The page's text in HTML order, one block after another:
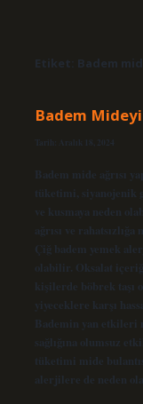
Etiket: Badem
Badem Mideyi
Tarih: Aralık 18, 2024
Badem mide ağrısı
tüketimi, siyanojenik
ve kusmaya neden
ağrısı ve
Çiğ badem yemek
olabilir. Oksalat
kişilerde böbrek taşı
yiyeceklere karşı
Bademin yan etkileri
sağlığına olumsuz
tüketimi mide
alerjilere de neden